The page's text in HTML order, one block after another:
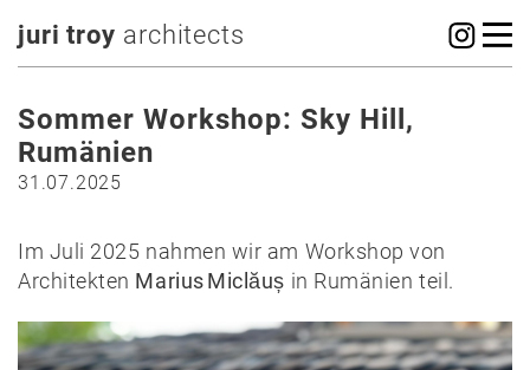
juri troy architects
Sommer Workshop: Sky Hill,
Rumänien
31.07.2025
Im Juli 2025 nahmen wir am Workshop von
Architekten Marius Miclăuș in Rumänien teil.